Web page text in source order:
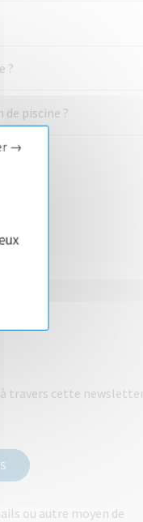
?
piscine ?
travers cette
ou autre moyen de
→